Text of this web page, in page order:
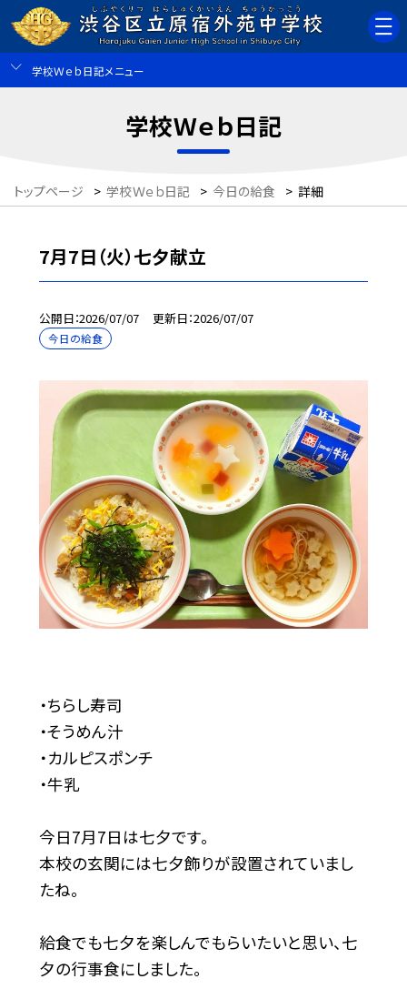
学校Ｗｅｂ日記メニュー
学校Ｗｅｂ日記
トップページ > 学校Ｗｅｂ日記 > 今日の給食 > 詳細
7月7日（火）七夕献立
公開日 2026/07/07 更新日 2026/07/07
今日の給食
・ちらし寿司
・そうめん汁
・カルピスポンチ
・牛乳
今日7月7日は七夕です。
本校の玄関には七夕飾りが設置されていまし
たね。
給食でも七夕を楽しんでもらいたいと思い、七
夕の行事食にしました。